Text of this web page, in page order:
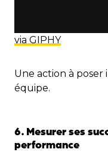
via GIPHY
Une action à
équipe.
6. Mesurer ses
performance